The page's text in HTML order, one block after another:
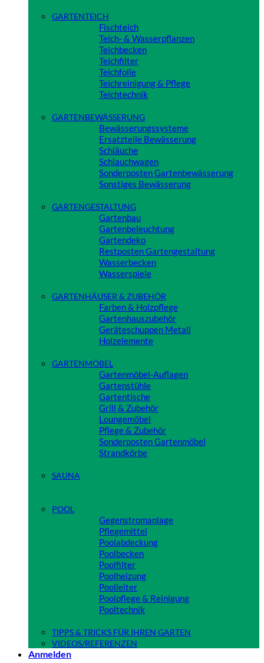
GARTENTEICH
Fischteich
Teich- & Wasserpflanzen
Teichbecken
Teichfilter
Teichfolie
Teichreinigung & Pflege
Teichtechnik
GARTENBEWÄSSERUNG
Bewässerungssysteme
Ersatzteile Bewässerung
Schläuche
Schlauchwagen
Sonderposten Gartenbewässerung
Sonstiges Bewässerung
GARTENGESTALTUNG
Gartenbau
Gartenbeleuchtung
Gartendeko
Restposten Gartengestaltung
Wasserbecken
Wasserspiele
GARTENHÄUSER & ZUBEHÖR
Farben & Holzpflege
Gartenhauszubehör
Geräteschuppen Metall
Holzelemente
GARTENMÖBEL
Gartenmöbel-Auflagen
Gartenstühle
Gartentische
Grill & Zubehör
Loungemöbel
Pflege & Zubehör
Sonderposten Gartenmöbel
Strandkörbe
SAUNA
POOL
Gegenstromanlage
Pflegemittel
Poolabdeckung
Poolbecken
Poolfilter
Poolheizung
Poolleiter
Poolpflege & Reinigung
Pooltechnik
TIPPS & TRICKS FÜR IHREN GARTEN
VIDEOS/REFERENZEN
Anmelden